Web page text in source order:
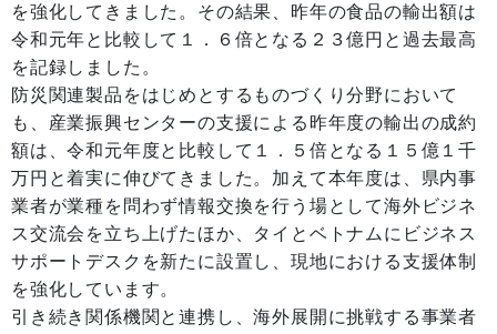
を強化してきました。その結果、昨年の食品の輸出額は
令和元年と比較して１．６倍となる２３億円と過去最高
を記録しました。
防災関連製品をはじめとするものづくり分野において
も、産業振興センターの支援による昨年度の輸出の成約
額は、令和元年度と比較して１．５倍となる１５億１千
万円と着実に伸びてきました。加えて本年度は、県内事
業者が業種を問わず情報交換を行う場として海外ビジネ
ス交流会を立ち上げたほか、タイとベトナムにビジネス
サポートデスクを新たに設置し、現地における支援体制
を強化しています。
引き続き関係機関と連携し、海外展開に挑戦する事業者